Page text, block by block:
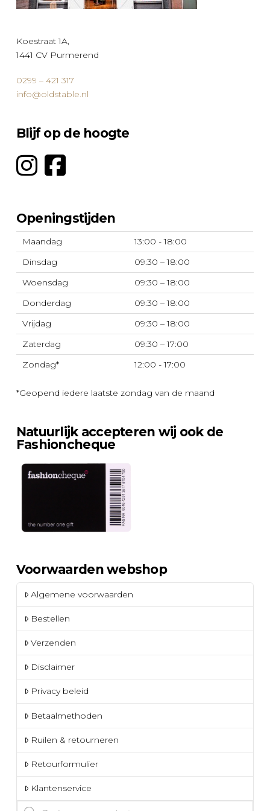
op
Koestraat 1A,
1441 CV Purmerend
0299 – 421 317
info@oldstable.nl
Blijf op de hoogte
Openingstijden
Maandag
13:00 - 18:00
Dinsdag
09:30 – 18:00
Woensdag
09:30 – 18:00
Donderdag
09:30 – 18:00
Vrijdag
09:30 – 18:00
Zaterdag
09:30 – 17:00
Zondag*
12:00 - 17:00
*Geopend iedere laatste zondag van de maand
Natuurlijk accepteren wij ook de
Fashioncheque
Voorwaarden webshop
Algemene voorwaarden
Bestellen
Verzenden
Disclaimer
Privacy beleid
Betaalmethoden
Ruilen & retourneren
Retourformulier
Klantenservice
Producten